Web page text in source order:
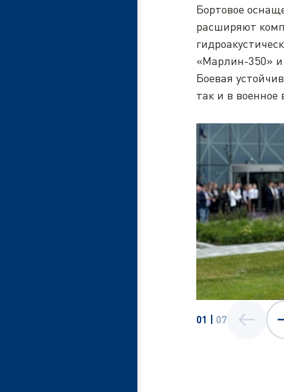
Бортовое
расширяют
«Марлин-350» и
Боевая
так и в военное
01 07